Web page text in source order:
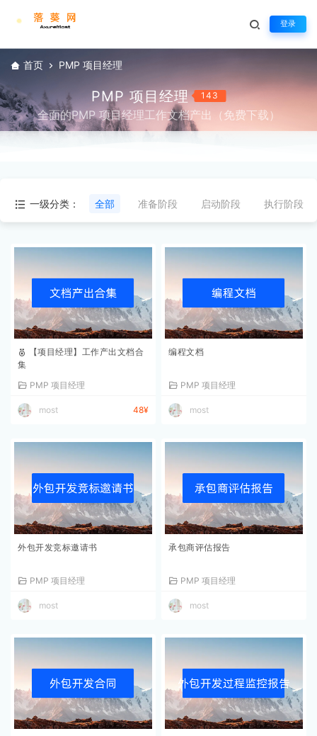
登录
首页 PMP 项目经理
PMP 项目经理 143
全面的PMP 项目经理工作文档产出（免费下载）
一级分类： 全部 准备阶段 启动阶段 执行阶段
【项目经理】工作产出文档合
集
PMP 项目经理
most 48¥
编程文档
PMP 项目经理
most
外包开发竞标邀请书
PMP 项目经理
most
承包商评估报告
PMP 项目经理
most